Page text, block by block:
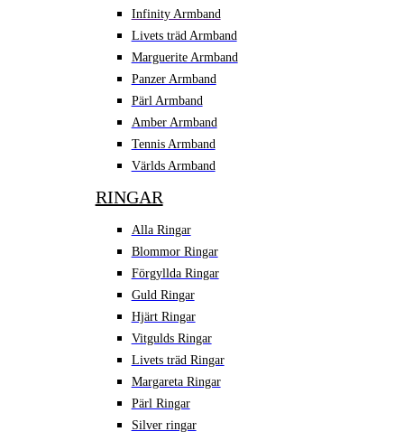
Infinity Armband
Livets träd Armband
Marguerite Armband
Panzer Armband
Pärl Armband
Amber Armband
Tennis Armband
Världs Armband
RINGAR
Alla Ringar
Blommor Ringar
Förgyllda Ringar
Guld Ringar
Hjärt Ringar
Vitgulds Ringar
Livets träd Ringar
Margareta Ringar
Pärl Ringar
Silver ringar